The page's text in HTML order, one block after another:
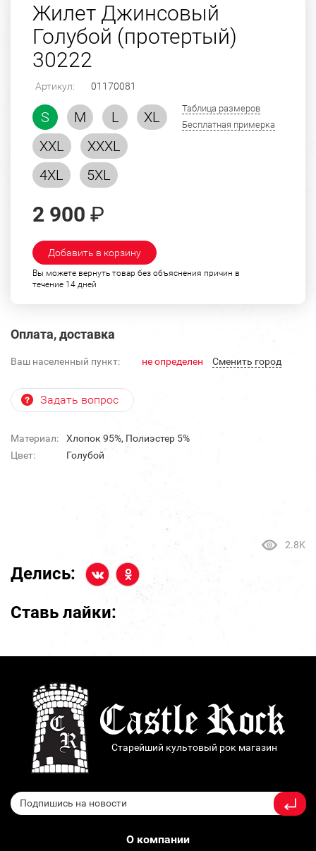
Жилет Джинсовый
Голубой (протертый)
30222
Артикул: 01170081
S M L
XL
XXL
XXXL
4XL
5XL
Таблица размеров
Бесплатная примерка
2 900 ₽
Добавить в корзину
Вы можете вернуть товар без объяснения причин в
течение 14 дней
Оплата, доставка
Ваш населенный пункт: не определен Cменить город
Задать вопрос
Материал:
Хлопок 95%, Полиэстер 5%
Цвет:
Голубой
2.8K
Делись:
Ставь лайки:
Старейший культовый рок магазин
О компании